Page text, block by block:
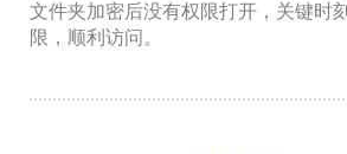
文件夹加密后没有权限打开，关键时
限，顺利访问。